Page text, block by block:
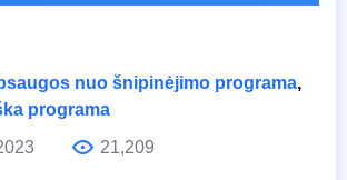
nuo šnipinėjimo programa,
programa
21,209